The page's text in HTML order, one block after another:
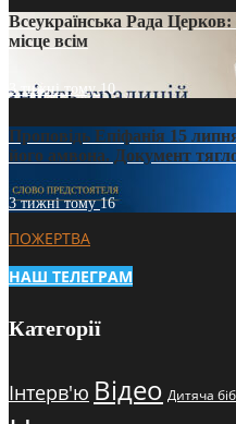
Всеукраїнська Рада
місце всім
3 тижні тому10
Проповідь Епіфанія 15
його амвона. Документ
3 тижні тому16
ПОЖЕРТВА
НАШ ТЕЛЕГРАМ
Категорії
Інтерв'ю Відео Дитяча